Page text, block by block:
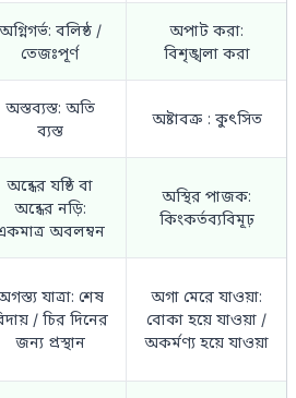
অগ্নিগর্ভ: বলিষ্ঠ /
তেজঃপূর্ণ
অপাট করা:
বিশৃঙ্খলা করা
অস্তব্যস্ত: অতি
ব্যস্ত
অষ্টাবক্র : কুৎসিত
অন্ধের যষ্ঠি বা
অন্ধের নড়ি:
অবলম্বন
অস্থির পাজক:
কিংকর্তব্যবিমূঢ়
যাত্রা: শেষ
/ চির দিনের
জন্য প্রস্থান
অগা মেরে যাওয়া:
বোকা হয়ে যাওয়া /
অকর্মণ্য হয়ে যাওয়া